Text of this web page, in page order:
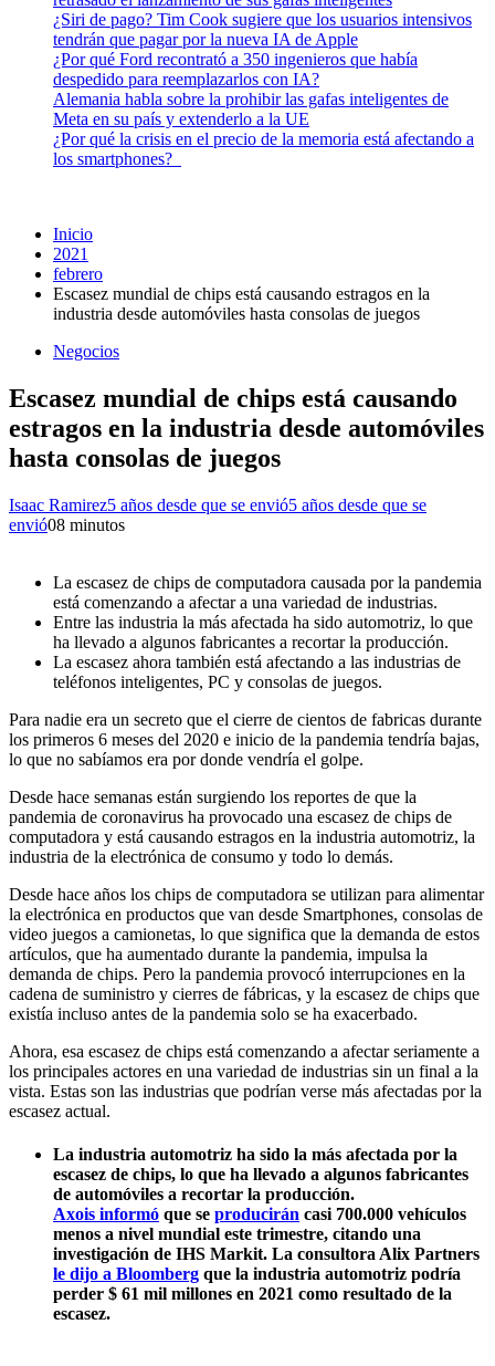
¿Siri de pago? Tim Cook sugiere que los usuarios intensivos
tendrán que pagar por la nueva IA de Apple
¿Por qué Ford recontrató a 350 ingenieros que había
despedido para reemplazarlos con IA?
Alemania habla sobre la prohibir las gafas inteligentes de
Meta en su país y extenderlo a la UE
¿Por qué la crisis en el precio de la memoria está afectando a
los smartphones?
Inicio
2021
febrero
Escasez mundial de chips está causando estragos en la
industria desde automóviles hasta consolas de juegos
Negocios
Escasez mundial de chips está causando
estragos en la industria desde automóviles
hasta consolas de juegos
Isaac Ramirez5 años desde que se envió5 años desde que se
envió08 minutos
La escasez de chips de computadora causada por la pandemia
está comenzando a afectar a una variedad de industrias.
Entre las industria la más afectada ha sido automotriz, lo que
ha llevado a algunos fabricantes a recortar la producción.
La escasez ahora también está afectando a las industrias de
teléfonos inteligentes, PC y consolas de juegos.
Para nadie era un secreto que el cierre de cientos de fabricas durante
los primeros 6 meses del 2020 e inicio de la pandemia tendría bajas,
lo que no sabíamos era por donde vendría el golpe.
Desde hace semanas están surgiendo los reportes de que la
pandemia de coronavirus ha provocado una escasez de chips de
computadora y está causando estragos en la industria automotriz, la
industria de la electrónica de consumo y todo lo demás.
Desde hace años los chips de computadora se utilizan para alimentar
la electrónica en productos que van desde Smartphones, consolas de
video juegos a camionetas, lo que significa que la demanda de estos
artículos, que ha aumentado durante la pandemia, impulsa la
demanda de chips. Pero la pandemia provocó interrupciones en la
cadena de suministro y cierres de fábricas, y la escasez de chips que
existía incluso antes de la pandemia solo se ha exacerbado.
Ahora, esa escasez de chips está comenzando a afectar seriamente a
los principales actores en una variedad de industrias sin un final a la
vista. Estas son las industrias que podrían verse más afectadas por la
escasez actual.
La industria automotriz ha sido la más afectada por la
escasez de chips, lo que ha llevado a algunos fabricantes
de automóviles a recortar la producción.
Axois informó que se producirán casi 700.000 vehículos
menos a nivel mundial este trimestre, citando una
investigación de IHS Markit. La consultora Alix Partners
le dijo a Bloomberg que la industria automotriz podría
perder $ 61 mil millones en 2021 como resultado de la
escasez.